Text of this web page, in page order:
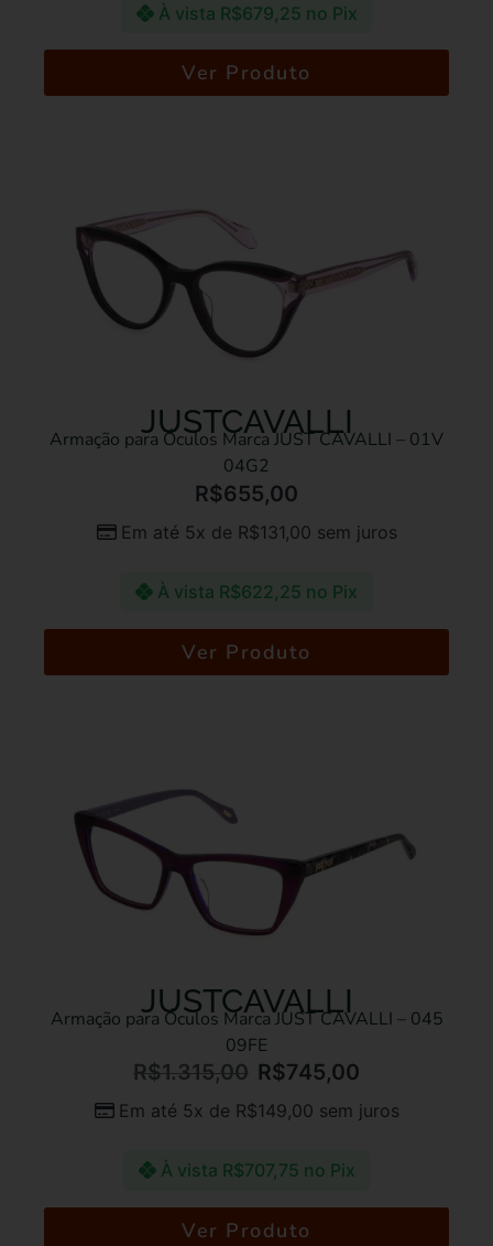
À vista R$679,25 no Pix
Ver Produto
JUSTCAVALLI
Armação para Óculos Marca JUST CAVALLI – 01V
04G2
R$655,00
Em até 5x de R$131,00 sem juros
À vista R$622,25 no Pix
Ver Produto
JUSTCAVALLI
Armação para Óculos Marca JUST CAVALLI – 045
09FE
R$1.315,00 R$745,00
Em até 5x de R$149,00 sem juros
À vista R$707,75 no Pix
Ver Produto